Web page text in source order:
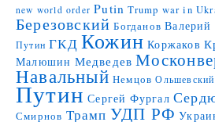
new world order Putin Trump war in
Березовский Богданов Валерий
Путин ГКД Кожин Коржаков
Малюшин Медведев
Навальный Немцов Ольшевский
Путин Сергей Фургал
Смирнов Трамп УДП РФ